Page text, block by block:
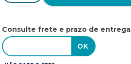
Consulte frete e prazo de entrega